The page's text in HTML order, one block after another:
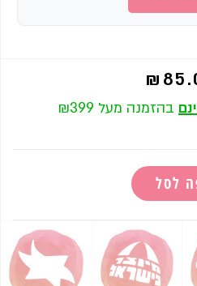
₪
בהזמנה מעל ₪399
לסל